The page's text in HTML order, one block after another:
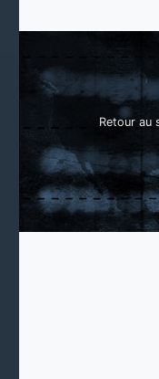
Retour au